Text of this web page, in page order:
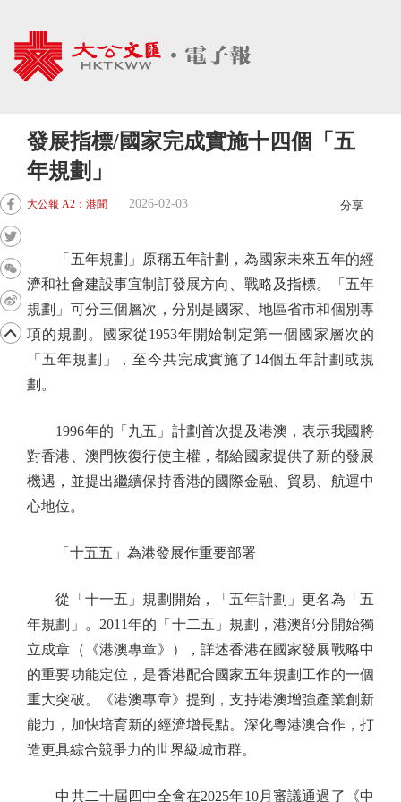
發展指標/國家完成實施十四個「五
年規劃」
大公報 A2：港聞 2026-02-03 分享
「五年規劃」原稱五年計劃，為國家未來五年的經
濟和社會建設事宜制訂發展方向、戰略及指標。「五年
規劃」可分三個層次，分別是國家、地區省市和個別專
項的規劃。國家從1953年開始制定第一個國家層次的
「五年規劃」，至今共完成實施了14個五年計劃或規
劃。
1996年的「九五」計劃首次提及港澳，表示我國將
對香港、澳門恢復行使主權，都給國家提供了新的發展
機遇，並提出繼續保持香港的國際金融、貿易、航運中
心地位。
「十五五」為港發展作重要部署
從「十一五」規劃開始，「五年計劃」更名為「五
年規劃」。2011年的「十二五」規劃，港澳部分開始獨
立成章（《港澳專章》），詳述香港在國家發展戰略中
的重要功能定位，是香港配合國家五年規劃工作的一個
重大突破。《港澳專章》提到，支持港澳增強產業創新
能力，加快培育新的經濟增長點。深化粵港澳合作，打
造更具綜合競爭力的世界級城市群。
中共二十屆四中全會在2025年10月審議通過了《中